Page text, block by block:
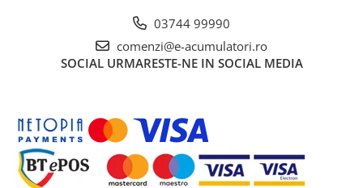
03744 99990
comenzi@e-acumulatori.ro
SOCIAL URMARESTE-NE IN SOCIAL MEDIA